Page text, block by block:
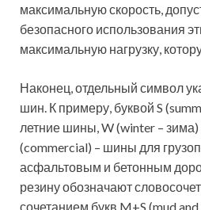
максимальную скорость,
безопасного использования
максимальную нагрузку,
Наконец, отдельный символ
шин. К примеру, буквой S
летние шины, W (winter – зима)
(commercial) – шины для
асфальтовым и бетонным
резину обозначают
сочетанием букв M+S (mud